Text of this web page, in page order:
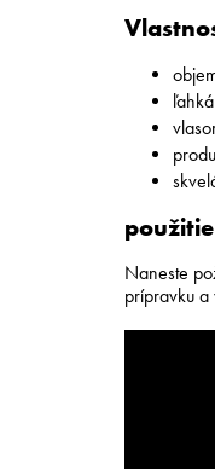
použitie
Naneste
prípravku a